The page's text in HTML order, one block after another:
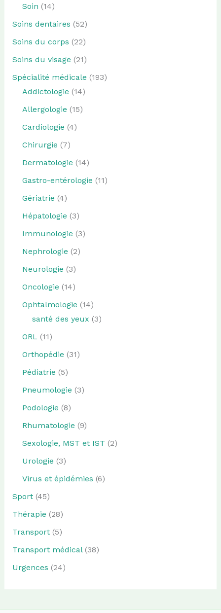
Soin (14)
Soins dentaires (52)
Soins du corps (22)
Soins du visage (21)
Spécialité médicale (193)
Addictologie (14)
Allergologie (15)
Cardiologie (4)
Chirurgie (7)
Dermatologie (14)
Gastro-entérologie (11)
Gériatrie (4)
Hépatologie (3)
Immunologie (3)
Nephrologie (2)
Neurologie (3)
Oncologie (14)
Ophtalmologie (14)
santé des yeux (3)
ORL (11)
Orthopédie (31)
Pédiatrie (5)
Pneumologie (3)
Podologie (8)
Rhumatologie (9)
Sexologie, MST et IST (2)
Urologie (3)
Virus et épidémies (6)
Sport(45)
Thérapie (28)
Transport(5)
Transport médical(38)
Urgences (24)